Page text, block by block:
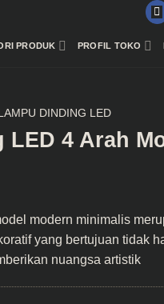
PRODUK PROFIL TOKO
LAMPU DINDING LED
4 Arah
modern minimalis
yang bertujuan tidak
nuangsa artistik